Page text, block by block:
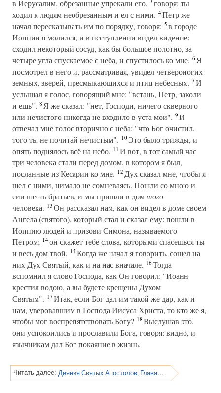
в Иерусалим, обрезанные упрекали его, говоря: ты
ходил к людям необрезанным и ел с ними. 4Петр же
начал пересказывать им по порядку, говоря: 5в городе
Иоппии я молился, и в исступлении видел видение:
сходил некоторый сосуд, как бы большое полотно, за
четыре угла спускаемое с неба, и спустилось ко мне. 6Я
посмотрел в него и, рассматривая, увидел четвероногих
земных, зверей, пресмыкающихся и птиц небесных. 7И
услышал я голос, говорящий мне: "встань, Петр, заколи
и ешь". 8Я же сказал: "нет, Господи, ничего скверного
или нечистого никогда не входило в уста мои". 9И
отвечал мне голос вторично с неба: "что Бог очистил,
того ты не почитай нечистым". 10Это было трижды, и
опять поднялось всё на небо. 11И вот, в тот самый час
три человека стали перед домом, в котором я был,
посланные из Кесарии ко мне. 12Дух сказал мне, чтобы я
шел с ними, нимало не сомневаясь. Пошли со мною и
сии шесть братьев, и мы пришли в домтого
человека. 13Он рассказал нам, как он видел в доме своем
Ангела (святого), который стал и сказал ему: пошли в
Иоппию людей и призови Симона, называемого
Петром; 14он скажет тебе слова, которыми спасешься ты
и весь дом твой. 15Когда же начал я говорить, сошел на
них Дух Святый, как и на нас вначале. 16Тогда
вспомнил я слово Господа, как Он говорил: "Иоанн
крестил водою, а вы будете крещены Духом
Святым". 17Итак, если Бог дал им такой же дар, как и
нам, уверовавшим в Господа Иисуса Христа, то кто же я,
чтобы мог воспрепятствовать Богу? 18Выслушав это,
они успокоились и прославили Бога, говоря: видно, и
язычникам дал Бог покаяние в жизнь.
Читать далее: Деяния Святых Апостолов, Глава 11